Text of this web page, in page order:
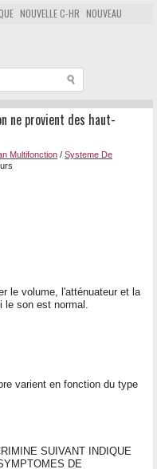
NOUVELLE C-HR NOUVEAU
ne provient des haut-
Multifonction / Systeme De
le volume, l'atténuateur et la
son est normal.
varient en fonction du type
SUIVANT INDIQUE
DE